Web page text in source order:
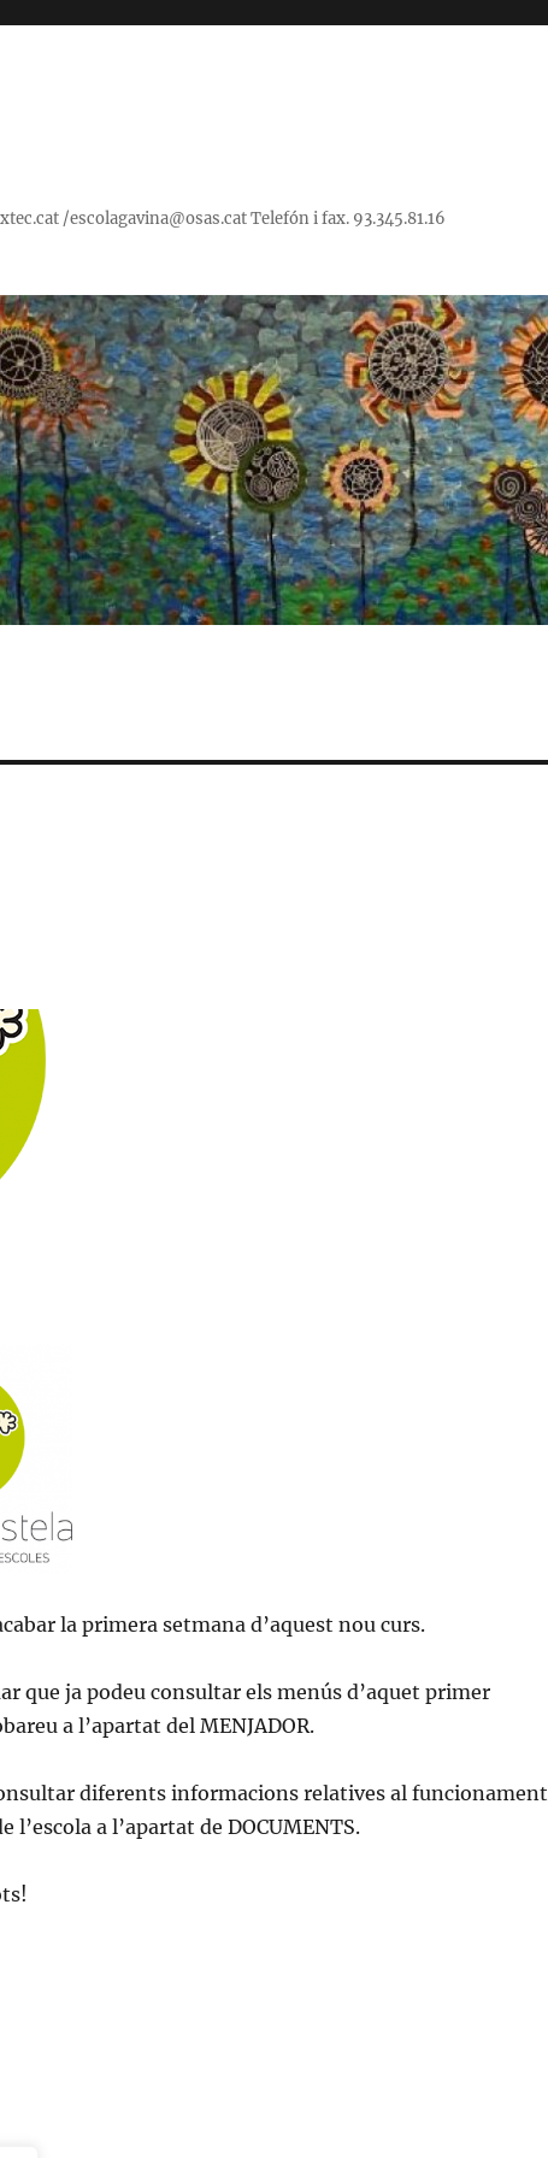
/escolagavina@osas.cat Telefón i fax. 93.345.81.16
la primera setmana d’aquest nou curs.
que ja podeu consultar els menús d’aquet primer
a l’apartat del MENJADOR.
diferents informacions relatives al funcionament
l’escola a l’apartat de DOCUMENTS.